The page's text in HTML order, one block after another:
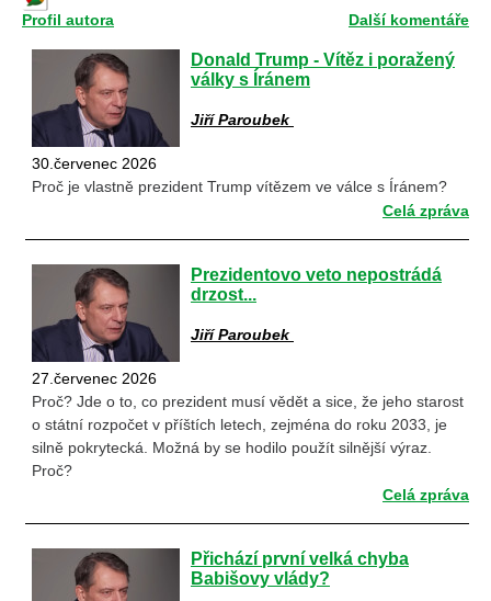
Profil autora Další komentáře
Donald Trump - Vítěz i poražený
války s Íránem
Jiří Paroubek
30.červenec 2026
Proč je vlastně prezident Trump vítězem ve válce s Íránem?
Celá zpráva
Prezidentovo veto nepostrádá
drzost...
Jiří Paroubek
27.červenec 2026
Proč? Jde o to, co prezident musí vědět a sice, že jeho starost
o státní rozpočet v příštích letech, zejména do roku 2033, je
silně pokrytecká. Možná by se hodilo použít silnější výraz.
Proč?
Celá zpráva
Přichází první velká chyba
Babišovy vlády?